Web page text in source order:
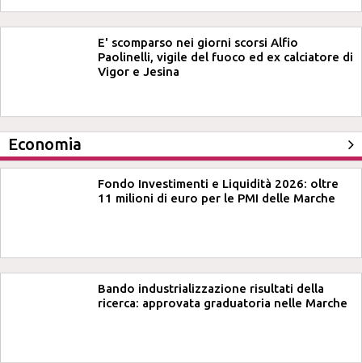
E' scomparso nei giorni scorsi Alfio
Paolinelli, vigile del fuoco ed ex calciatore di
Vigor e Jesina
Economia
Fondo Investimenti e Liquidità 2026: oltre
11 milioni di euro per le PMI delle Marche
Bando industrializzazione risultati della
ricerca: approvata graduatoria nelle Marche